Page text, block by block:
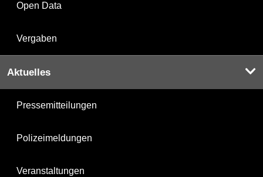
Open Data
Vergaben
Aktuelles
Pressemitteilungen
Polizeimeldungen
Veranstaltungen